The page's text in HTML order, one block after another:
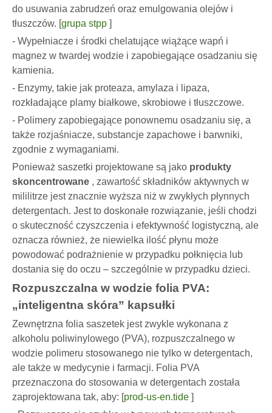
do usuwania zabrudzeń oraz emulgowania olejów i
tłuszczów. [grupa stpp ]
- Wypełniacze i środki chelatujące wiążące wapń i
magnez w twardej wodzie i zapobiegające osadzaniu się
kamienia.
- Enzymy, takie jak proteaza, amylaza i lipaza,
rozkładające plamy białkowe, skrobiowe i tłuszczowe.
- Polimery zapobiegające ponownemu osadzaniu się, a
także rozjaśniacze, substancje zapachowe i barwniki,
zgodnie z wymaganiami.
Ponieważ saszetki projektowane są jako produkty
skoncentrowane , zawartość składników aktywnych w
mililitrze jest znacznie wyższa niż w zwykłych płynnych
detergentach. Jest to doskonałe rozwiązanie, jeśli chodzi
o skuteczność czyszczenia i efektywność logistyczną, ale
oznacza również, że niewielka ilość płynu może
powodować podrażnienie w przypadku połknięcia lub
dostania się do oczu – szczególnie w przypadku dzieci.
Rozpuszczalna w wodzie folia PVA:
„inteligentna skóra” kapsułki
Zewnętrzna folia saszetek jest zwykle wykonana z
alkoholu poliwinylowego (PVA), rozpuszczalnego w
wodzie polimeru stosowanego nie tylko w detergentach,
ale także w medycynie i farmacji. Folia PVA
przeznaczona do stosowania w detergentach została
zaprojektowana tak, aby: [prod-us-en.tide ]